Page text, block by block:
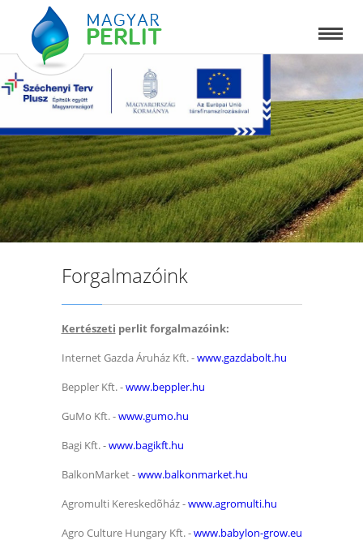
Forgalmazóink
Kertészeti perlit forgalmazóink:
Internet Gazda Áruház Kft. -www.gazdabolt.hu
Beppler Kft. -www.beppler.hu
GuMo Kft. -www.gumo.hu
Bagi Kft. -www.bagikft.hu
BalkonMarket -www.balkonmarket.hu
Agromulti Kereskedõház -www.agromulti.hu
Agro Culture Hungary Kft. -www.babylon-grow.eu